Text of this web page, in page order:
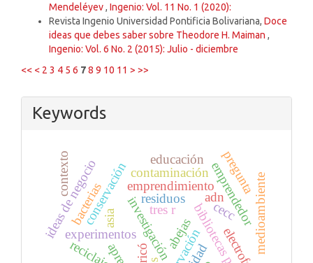
Mendeléyev, Ingenio: Vol. 11 No. 1 (2020):
Revista Ingenio Universidad Pontificia Bolivariana, Doce
ideas que debes saber sobre Theodore H. Maiman ,
Ingenio: Vol. 6 No. 2 (2015): Julio - diciembre
<< < 2 3 4 5 6 78 9 10 11 > >>
Keywords
investigación
experimentos
emprendimientoemprendedor
ideas de negocio medioambiente
conservacióncontaminación
residuos
tres r
abejas
bacterias adn
contexto
reciclaje
educación pregunta
cecc
asia